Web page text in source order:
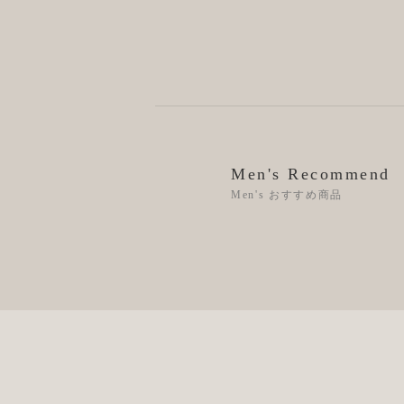
Men's Recommend
Men's おすすめ商品